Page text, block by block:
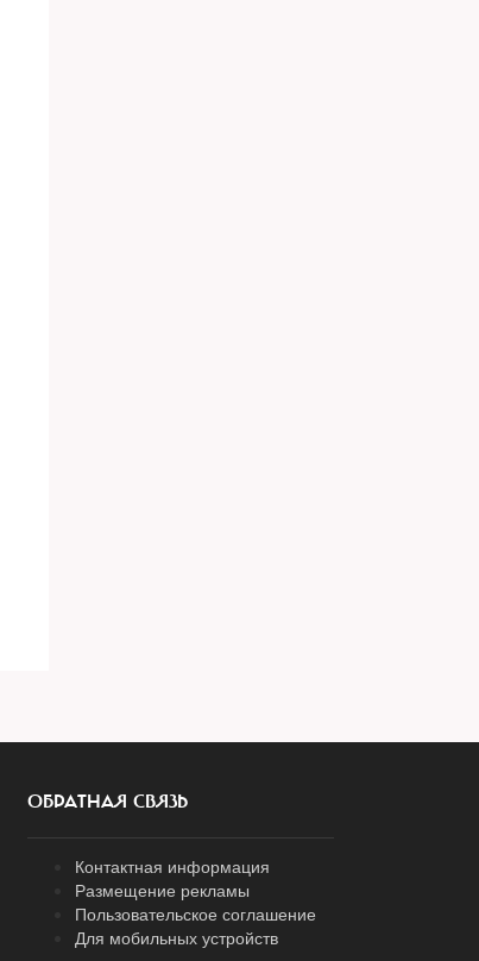
ОБРАТНАЯ СВЯЗЬ
Контактная информация
Размещение рекламы
Пользовательское соглашение
Для мобильных устройств